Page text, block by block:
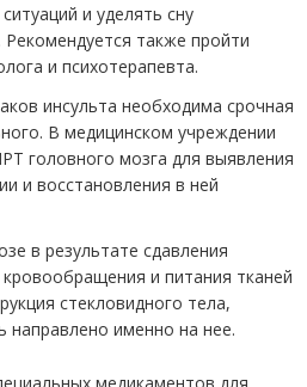
и уделять сну
также пройти
и психотерапевта.
инсульта необходима срочная
В медицинском учреждении
головного мозга для выявления
и восстановления в ней
в результате сдавления
и питания тканей
стекловидного тела,
именно на нее.